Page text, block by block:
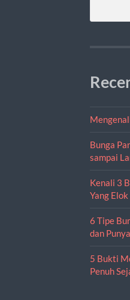
Bunga
sampai
Kenali 3
Yang
6 Tipe
dan
5 Bukti
Penuh